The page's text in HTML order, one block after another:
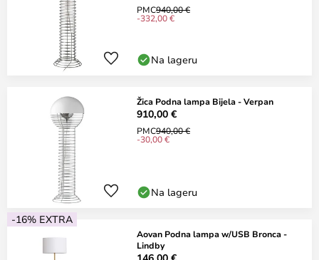
PMC940,00 €
-332,00 €
Na lageru
Žica Podna lampa Bijela - Verpan
910,00 €
PMC940,00 €
-30,00 €
Na lageru
-16% EXTRA
Aovan Podna lampa w/USB Bronca -
Lindby